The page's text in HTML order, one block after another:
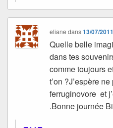
eliane dans13/07/
Quelle belle
dans tes
comme toujours
t’on ?J’espère
ferruginovore et
.Bonne journée